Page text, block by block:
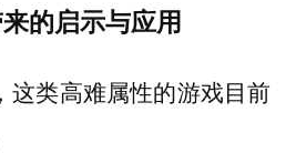
的启示与应用
这类高难属性的游戏目前